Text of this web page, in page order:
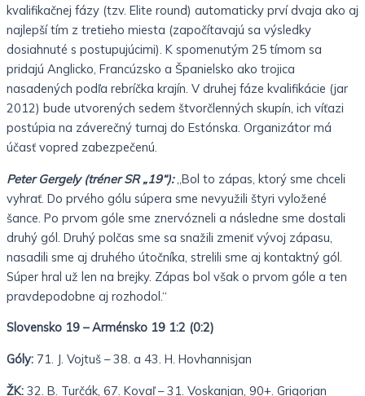
kvalifikačnej fázy (tzv. Elite round) automaticky prví dvaja ako aj
najlepší tím z tretieho miesta (započítavajú sa výsledky
dosiahnuté s postupujúcimi). K spomenutým 25 tímom sa
pridajú Anglicko, Francúzsko a Španielsko ako trojica
nasadených podľa rebríčka krajín. V druhej fáze kvalifikácie (jar
2012) bude utvorených sedem štvorčlenných skupín, ich víťazi
postúpia na záverečný turnaj do Estónska. Organizátor má
účasť vopred zabezpečenú.
Peter Gergely (tréner SR „19“):„Bol to zápas, ktorý sme chceli
vyhrať. Do prvého gólu súpera sme nevyužili štyri vyložené
šance. Po prvom góle sme znervózneli a následne sme dostali
druhý gól. Druhý polčas sme sa snažili zmeniť vývoj zápasu,
nasadili sme aj druhého útočníka, strelili sme aj kontaktný gól.
Súper hral už len na brejky. Zápas bol však o prvom góle a ten
pravdepodobne aj rozhodol.“
Slovensko 19 – Arménsko 19 1:2 (0:2)
Góly: 71. J. Vojtuš – 38. a 43. H. Hovhannisjan
ŽK: 32. B. Turčák, 67. Kovaľ – 31. Voskanjan, 90+. Grigorjan